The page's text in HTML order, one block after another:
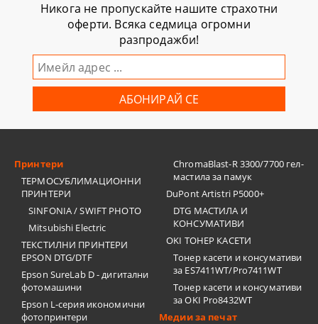
Никога не пропускайте нашите страхотни
оферти. Всяка седмица огромни
разпродажби!
Принтери
ТЕРМОСУБЛИМАЦИОННИ
ПРИНТЕРИ
SINFONIA / SWIFT PHOTO
Mitsubishi Electric
ТЕКСТИЛНИ ПРИНТЕРИ
EPSON DTG/DTF
Epson SureLab D - дигитални
фотомашини
Epson L-серия икономични
фотопринтери
ChromaBlast-R 3300/7700 гел-
мастила за памук
DuPont Artistri P5000+
DTG МАСТИЛА И
КОНСУМАТИВИ
OKI ТОНЕР КАСЕТИ
Тонер касети и консумативи
за ES7411WT/Pro7411WT
Тонер касети и консумативи
за OKI Pro8432WT
Медии за печат